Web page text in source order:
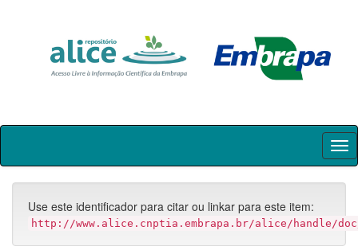
Skip
Use este identificador para citar ou linkar para este item:
http://www.alice.cnptia.embrapa.br/alice/handle/